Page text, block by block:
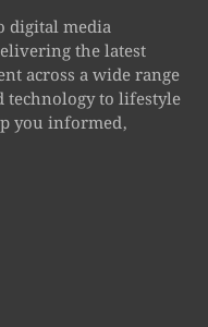
digital media
the latest
across a wide range
technology to lifestyle
you informed,